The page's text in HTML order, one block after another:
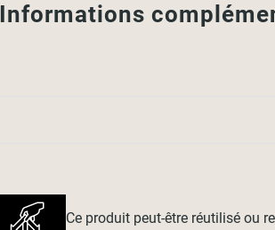
Informations
Ce produit peut-être réutilisé ou